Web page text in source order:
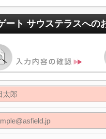
ート サウステラスへの